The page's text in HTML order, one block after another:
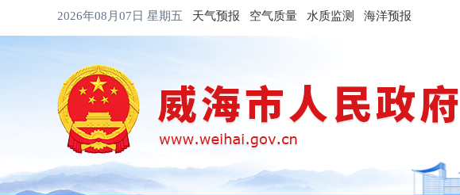
2026年08月07日 星期五 天气预报 空气质量 水质监测 海洋预报